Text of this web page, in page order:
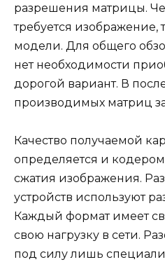
разрешения матрицы.
требуется
модели. Для общего
нет необходимости
дорогой вариант. В
производимых матриц
Качество получаемой
определяется и
сжатия изображения.
устройств используют
Каждый формат имеет
свою нагрузку в сети.
под силу лишь